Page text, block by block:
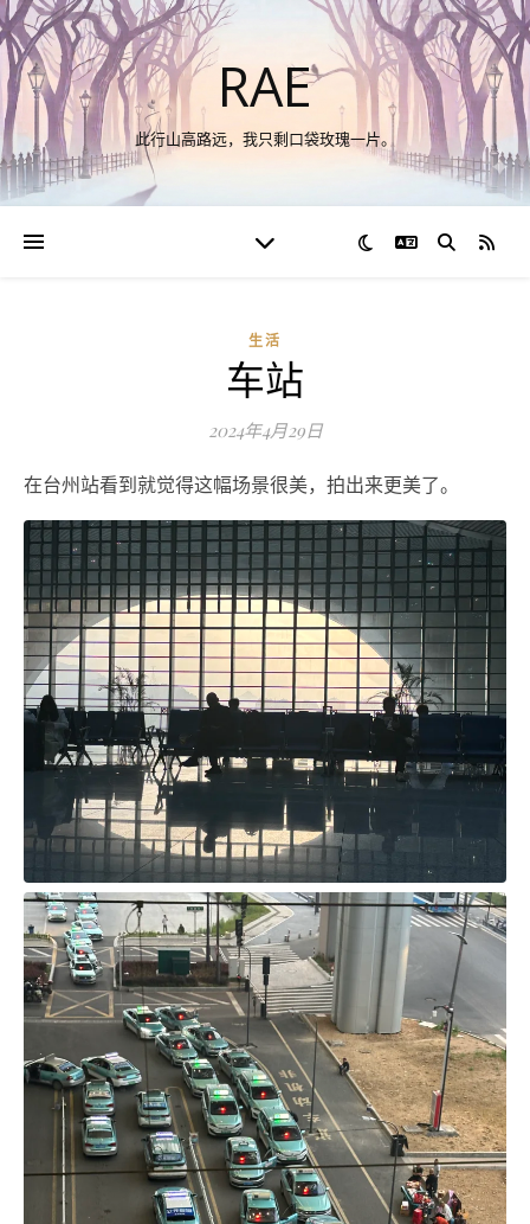
RAE
此行山高路远，我只剩口袋玫瑰一片。
切换语言RSS
生活
车站
2024年4月29日
在台州站看到就觉得这幅场景很美，拍出来更美了。